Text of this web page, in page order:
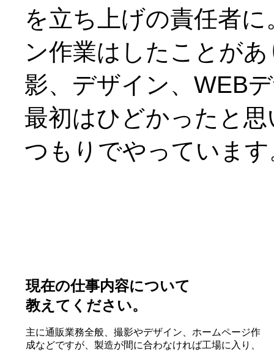
を立ち上げの責任者
ン作業はしたことが
影、デザイン、WEB
最初はひどかったと
つもりでやっています
現在の仕事内容について
教えてください。
主に通販業務全般、撮影やデザイン、ホームページ作
成などですが、製造が間に合わなければ工場に入り、